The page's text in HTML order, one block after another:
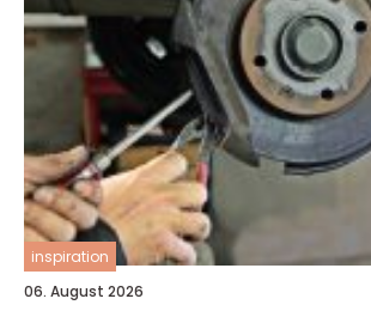
inspiration
06. August 2026